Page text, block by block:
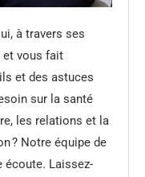
à travers ses
et vous fait
et des astuces
sur la santé
les relations et la
? Notre équipe de
écoute. Laissez-